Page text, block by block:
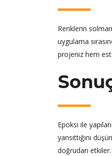
Renklerin
uygulama
projeniz hem
Epoksi ile
yansıttığını
doğrudan etkiler.